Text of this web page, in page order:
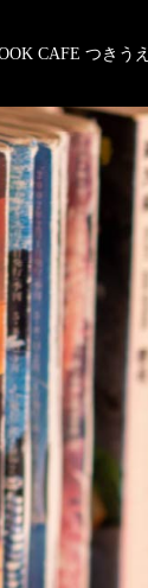
CAFE つきうえ